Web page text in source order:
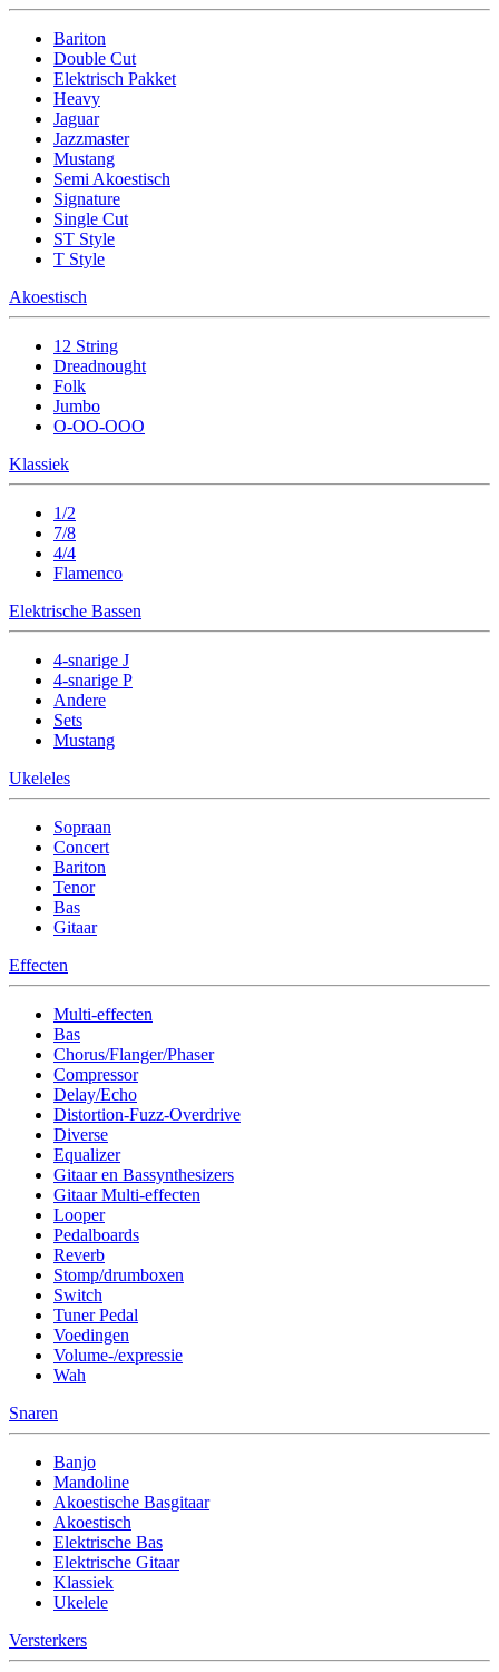
Bariton
Double Cut
Elektrisch Pakket
Heavy
Jaguar
Jazzmaster
Mustang
Semi Akoestisch
Signature
Single Cut
ST Style
T Style
Akoestisch
12 String
Dreadnought
Folk
Jumbo
O-OO-OOO
Klassiek
1/2
7/8
4/4
Flamenco
Elektrische Bassen
4-snarige J
4-snarige P
Andere
Sets
Mustang
Ukeleles
Sopraan
Concert
Bariton
Tenor
Bas
Gitaar
Effecten
Multi-effecten
Bas
Chorus/Flanger/Phaser
Compressor
Delay/Echo
Distortion-Fuzz-Overdrive
Diverse
Equalizer
Gitaar en Bassynthesizers
Gitaar Multi-effecten
Looper
Pedalboards
Reverb
Stomp/drumboxen
Switch
Tuner Pedal
Voedingen
Volume-/expressie
Wah
Snaren
Banjo
Mandoline
Akoestische Basgitaar
Akoestisch
Elektrische Bas
Elektrische Gitaar
Klassiek
Ukelele
Versterkers